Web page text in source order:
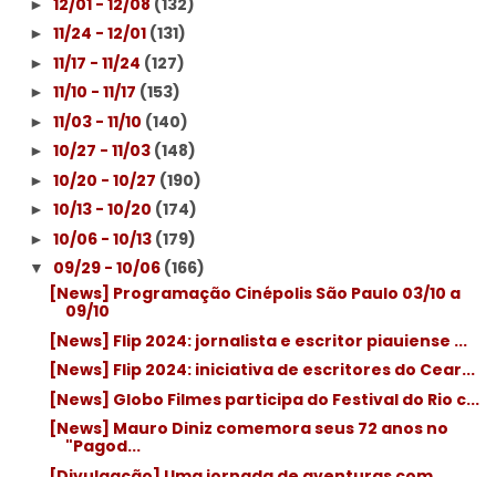
►
► 11/24 - 12/01 (131)
► 11/17 - 11/24 (127)
► 11/10 - 11/17 (153)
► 11/03 - 11/10 (140)
► 10/27 - 11/03 (148)
► 10/20 - 10/27 (190)
► 10/13 - 10/20 (174)
► 10/06 - 10/13 (179)
▼ 09/29 - 10/06 (166)
[News] Programação Cinépolis São Paulo 03/10 a
09/10
[News] Flip 2024: jornalista e escritor piauiense ...
[News] Flip 2024: iniciativa de escritores do Cear...
[News] Globo Filmes participa do Festival do Rio c...
[News] Mauro Diniz comemora seus 72 anos no
"Pagod...